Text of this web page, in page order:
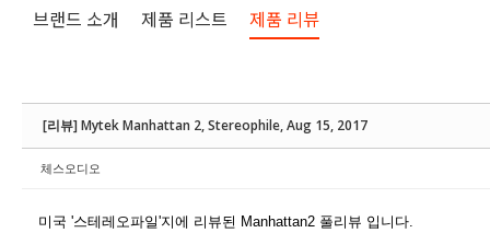
브랜드 소개 제품 리스트 제품 리뷰
[리뷰] Mytek Manhattan 2, Stereophile, Aug 15, 2017
체스오디오
미국 '스테레오파일'지에 리뷰된 Manhattan2 풀리뷰 입니다.